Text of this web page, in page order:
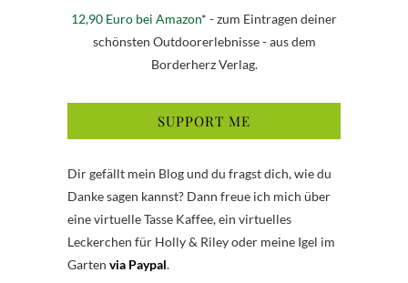
12,90 Euro bei Amazon* - zum Eintragen deiner
schönsten Outdoorerlebnisse - aus dem
Borderherz Verlag.
SUPPORT ME
Dir gefällt mein Blog und du fragst dich, wie du
Danke sagen kannst? Dann freue ich mich über
eine virtuelle Tasse Kaffee, ein virtuelles
Leckerchen für Holly & Riley oder meine Igel im
Garten via Paypal.